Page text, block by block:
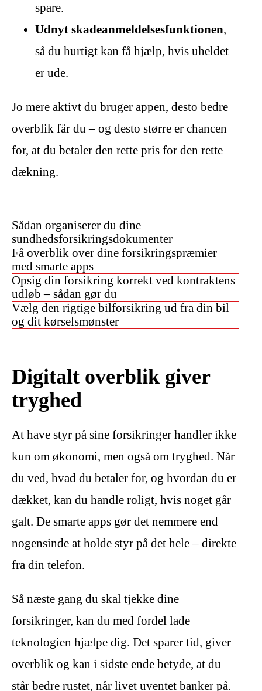
spare.
Udnyt skadeanmeldelsesfunktionen,
så du hurtigt kan få hjælp, hvis uheldet
er ude.
Jo mere aktivt du bruger appen, desto bedre
overblik får du – og desto større er chancen
for, at du betaler den rette pris for den rette
dækning.
Sådan organiserer du dine
sundhedsforsikringsdokumenter
Få overblik over dine forsikringspræmier
med smarte apps
Opsig din forsikring korrekt ved kontraktens
udløb – sådan gør du
Vælg den rigtige bilforsikring ud fra din bil
og dit kørselsmønster
Digitalt overblik giver
tryghed
At have styr på sine forsikringer handler ikke
kun om økonomi, men også om tryghed. Når
du ved, hvad du betaler for, og hvordan du er
dækket, kan du handle roligt, hvis noget går
galt. De smarte apps gør det nemmere end
nogensinde at holde styr på det hele – direkte
fra din telefon.
Så næste gang du skal tjekke dine
forsikringer, kan du med fordel lade
teknologien hjælpe dig. Det sparer tid, giver
overblik og kan i sidste ende betyde, at du
står bedre rustet, når livet uventet banker på.